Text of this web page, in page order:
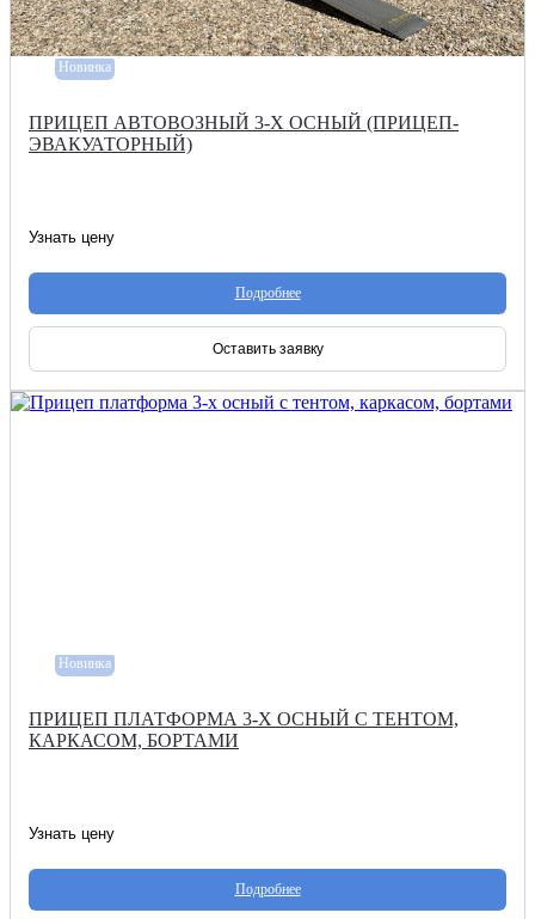
Новинка
ПРИЦЕП АВТОВОЗНЫЙ 3-Х ОСНЫЙ (ПРИЦЕП-
ЭВАКУАТОРНЫЙ)
Узнать цену
Подробнее
Оставить заявку
Новинка
ПРИЦЕП ПЛАТФОРМА 3-Х ОСНЫЙ С ТЕНТОМ,
КАРКАСОМ, БОРТАМИ
Узнать цену
Подробнее